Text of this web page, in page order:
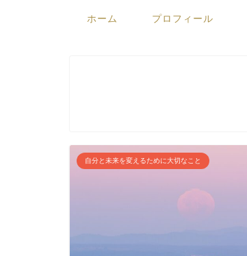
ホーム プロフィール
自分と未来を変えるために大切なこと